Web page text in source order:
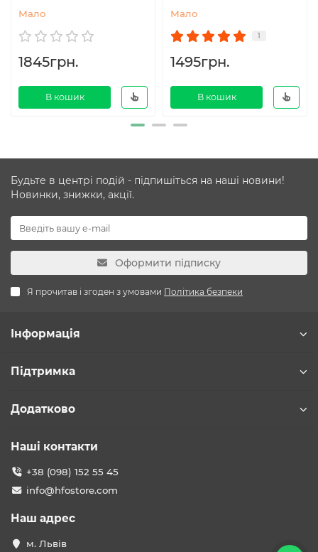
Мало
1845грн.
В кошик
Мало
1495грн.
В кошик
Будьте в центрі подій - підпишіться на наші новини!
Новинки, знижки, акції.
Оформити підписку
Я прочитав і згоден з умовами Політика безпеки
Інформація
Підтримка
Додатково
Наші контакти
+38 (098) 152 55 45
info@hfostore.com
Наш адрес
м. Львів